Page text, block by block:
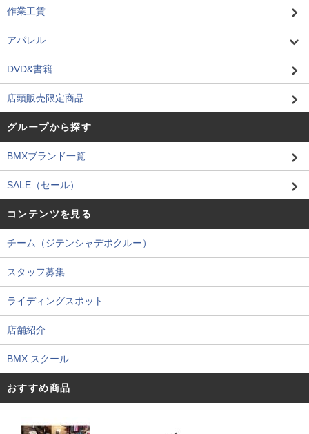
作業工賃
アパレル
DVD&書籍
店頭販売限定商品
グループから探す
BMXブランド一覧
SALE（セール）
コンテンツを見る
チーム（ジテンシャデポクルー）
スタッフ募集
ライディングスポット
店舗紹介
BMX スクール
おすすめ商品